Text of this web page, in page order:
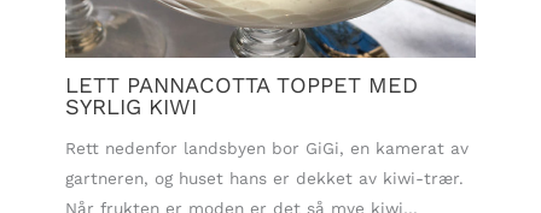
LETT PANNACOTTA TOPPET MED
SYRLIG KIWI
Rett nedenfor landsbyen bor GiGi, en kamerat av
gartneren, og huset hans er dekket av kiwi-trær.
Når frukten er moden er det så mye kiwi…